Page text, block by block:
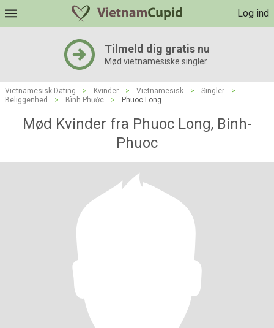
Log ind
Tilmeld dig gratis nu
Mød vietnamesiske singler
Vietnamesisk Dating > Kvinder > Vietnamesisk > Singler
>
Beliggenhed
> Bình Phước > Phuoc Long
Mød Kvinder fra Phuoc Long, Binh-
Phuoc